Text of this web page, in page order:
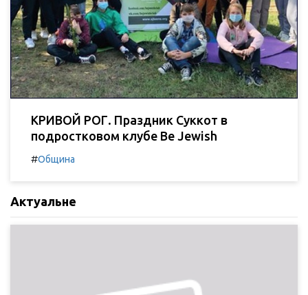
КРИВОЙ РОГ. Праздник Суккот в
подростковом клубе Be Jewish
#Община
Актуальне